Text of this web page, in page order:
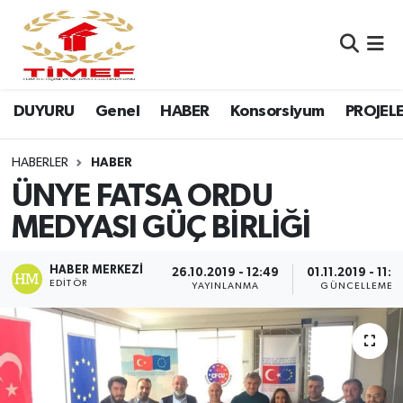
DUYURU Genel HABER Konsorsiyum
HABERLER HABER
ÜNYE FATSA ORDU
MEDYASI GÜÇ BİRLİĞİ
HABER MERKEZI
EDITÖR
26.10.2019 - 12:49
YAYINLANMA
01.11.2019 -
GÜNCELLEME
Anasayfa Kutu
Anasayfa Manşet
Canlı Yayın
DUYURU
Genel
HABER
Nöbetçi Eczaneler
Hava Durumu
Namaz Vakitleri
Trafik Durumu
Son Dakika Haberleri
Haber Arşivi